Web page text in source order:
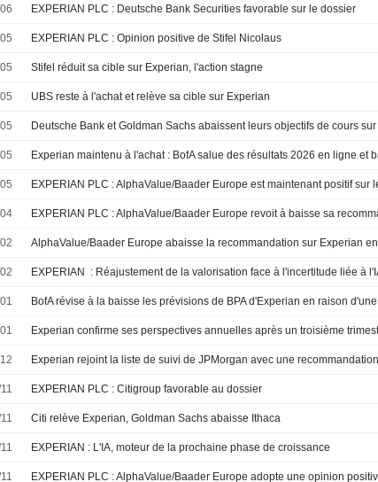
EXPERIAN PLC : Deutsche Bank Securities favorable sur le dossier
EXPERIAN PLC : Opinion positive de Stifel Nicolaus
Stifel réduit sa cible sur Experian, l'action stagne
UBS reste à l'achat et relève sa cible sur Experian
EXPERIAN : Réajustement de la valorisation face à l'incertitude liée à
EXPERIAN PLC : Citigroup favorable au dossier
Citi relève Experian, Goldman Sachs abaisse Ithaca
EXPERIAN : L'IA, moteur de la prochaine phase de croissance
EXPERIAN PLC : AlphaValue/Baader Europe adopte une opinion